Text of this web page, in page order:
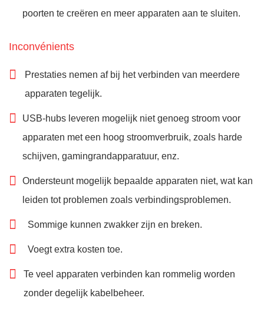
poorten te creëren en meer apparaten aan te sluiten.
Inconvénients
Prestaties nemen af bij het verbinden van meerdere
apparaten tegelijk.
USB-hubs leveren mogelijk niet genoeg stroom voor
apparaten met een hoog stroomverbruik, zoals harde
schijven, gamingrandapparatuur, enz.
Ondersteunt mogelijk bepaalde apparaten niet, wat kan
leiden tot problemen zoals verbindingsproblemen.
Sommige kunnen zwakker zijn en breken.
Voegt extra kosten toe.
Te veel apparaten verbinden kan rommelig worden
zonder degelijk kabelbeheer.